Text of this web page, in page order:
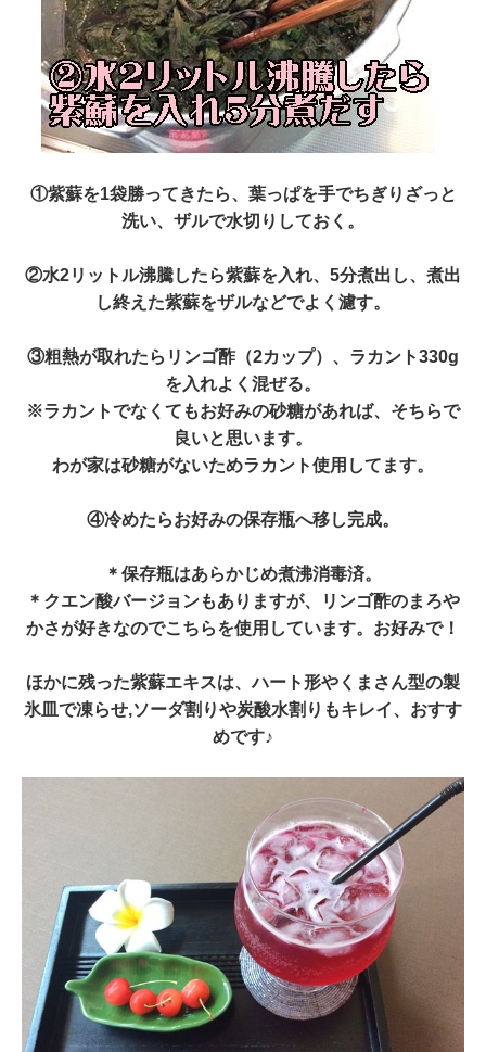
①紫蘇を1袋勝ってきたら、葉っぱを手でちぎりざっと
洗い、ザルで水切りしておく。
②水2リットル沸騰したら紫蘇を入れ、5分煮出し、煮出
し終えた紫蘇をザルなどでよく濾す。
③粗熱が取れたらリンゴ酢（2カップ）、ラカント330g
を入れよく混ぜる。
※ラカントでなくてもお好みの砂糖があれば、そちらで
良いと思います。
わが家は砂糖がないためラカント使用してます。
④冷めたらお好みの保存瓶へ移し完成。
＊保存瓶はあらかじめ煮沸消毒済。
＊クエン酸バージョンもありますが、リンゴ酢のまろや
かさが好きなのでこちらを使用しています。お好みで！
ほかに残った紫蘇エキスは、ハート形やくまさん型の製
氷皿で凍らせ,ソーダ割りや炭酸水割りもキレイ、おすす
めです♪